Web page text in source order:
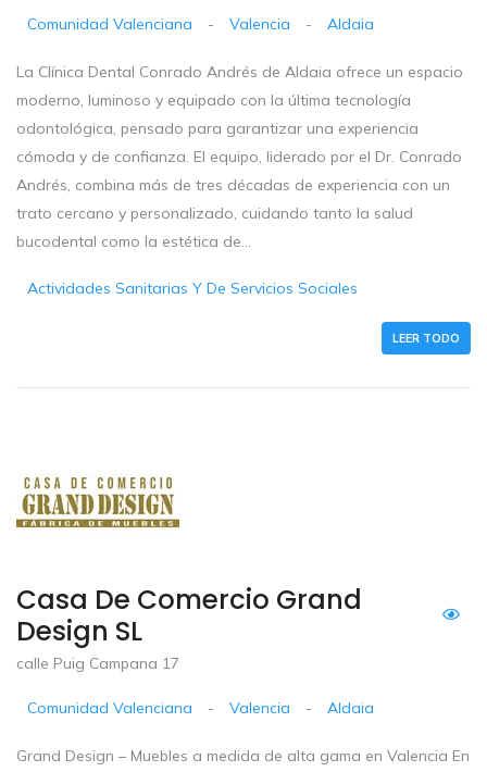
Comunidad Valenciana - Valencia - Aldaia
La Clínica Dental Conrado Andrés de Aldaia ofrece un espacio
moderno, luminoso y equipado con la última tecnología
odontológica, pensado para garantizar una experiencia
cómoda y de confianza. El equipo, liderado por el Dr. Conrado
Andrés, combina más de tres décadas de experiencia con un
trato cercano y personalizado, cuidando tanto la salud
bucodental como la estética de...
Actividades Sanitarias Y De Servicios Sociales
LEER TODO
Casa De Comercio Grand
Design SL
calle Puig Campana 17
Comunidad Valenciana - Valencia - Aldaia
Grand Design – Muebles a medida de alta gama en Valencia En